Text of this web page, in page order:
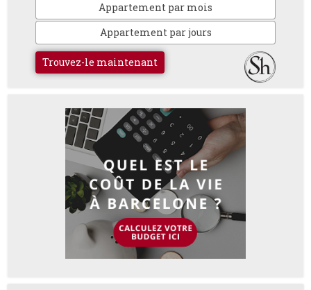
Appartement par mois
Appartement par jours
Trouvez-le maintenant